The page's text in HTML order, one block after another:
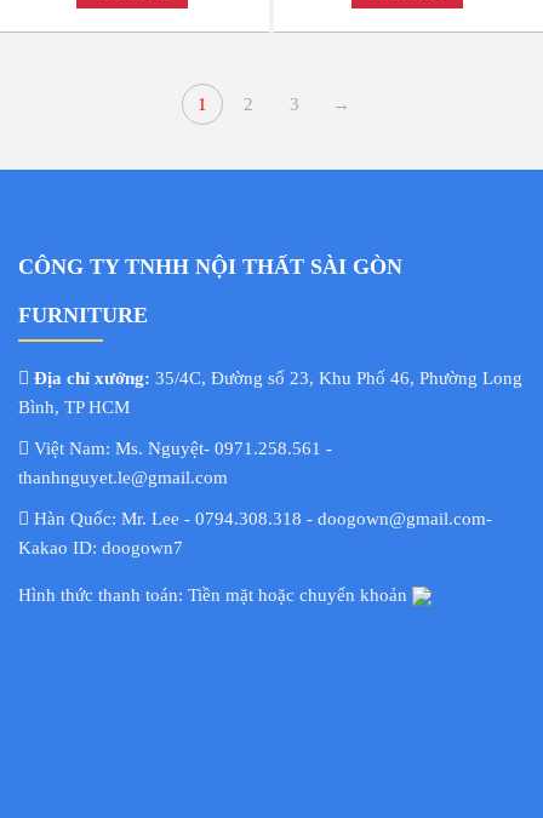
1 2 3 →
CÔNG TY TNHH NỘI THẤT SÀI GÒN
FURNITURE
Địa chỉ xưởng: 35/4C, Đường số 23, Khu Phố 46, Phường Long
Bình, TP HCM
Việt Nam: Ms. Nguyệt- 0971.258.561 -
thanhnguyet.le@gmail.com
Hàn Quốc: Mr. Lee - 0794.308.318 - doogown@gmail.com-
Kakao ID: doogown7
Hình thức thanh toán: Tiền mặt hoặc chuyển khoản